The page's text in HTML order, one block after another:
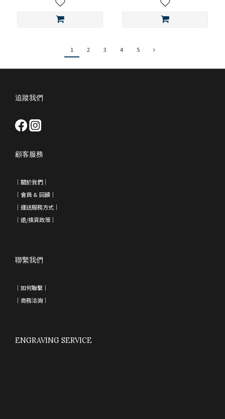
1 2 3 4 5
追蹤我們
顧客服務
｜ 關於我們 ｜
｜會員 & 回饋 ｜
｜運送服務方式｜
｜退/換貨政策｜
聯繫我們
｜如何聯繫｜
｜ 商務洽詢 ｜
ENGRAVING SERVICE